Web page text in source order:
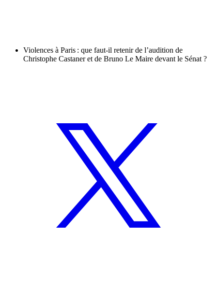
Violences à Paris : que faut-il retenir de l’audition de
Christophe Castaner et de Bruno Le Maire devant le Sénat ?